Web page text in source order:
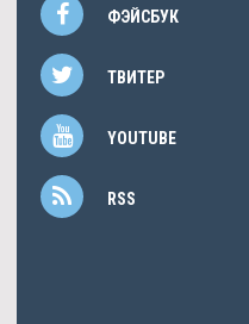
ФЭЙСБУК
ТВИТЕР
YOUTUBE
RSS